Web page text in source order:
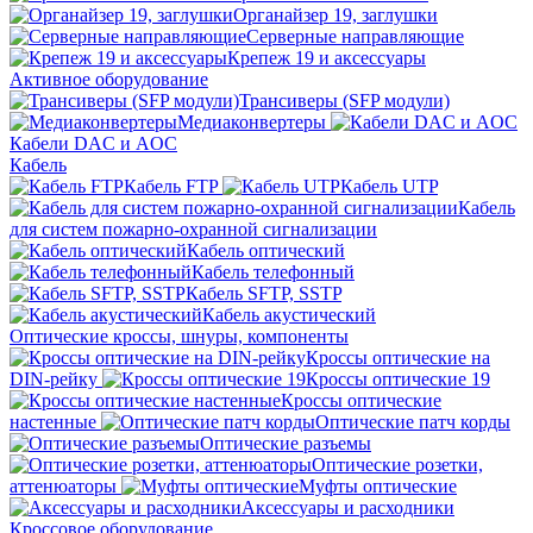
Органайзер 19, заглушки
Серверные направляющие
Крепеж 19 и аксессуары
Активное оборудование
Трансиверы (SFP модули)
Медиаконвертеры
Кабели DAC и AOC
Кабель
Кабель FTP
Кабель UTP
Кабель
для систем пожарно-охранной сигнализации
Кабель оптический
Кабель телефонный
Кабель SFTP, SSTP
Кабель акустический
Оптические кроссы, шнуры, компоненты
Кроссы оптические на
DIN-рейку
Кроссы оптические 19
Кроссы оптические
настенные
Оптические патч корды
Оптические разъемы
Оптические розетки,
аттенюаторы
Муфты оптические
Аксессуары и расходники
Кроссовое оборудование